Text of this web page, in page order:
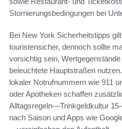
Stornierungsbedingungen bei
Bei New York Sicherheitstipps
touristensicher, dennoch sollte
vorsichtig sein,
beleuchtete Hauptstraßen
lokaler Notrufnummern wie 911
oder Apotheken schaffen
Alltagsregeln—Trinkgeldkultur
nach Saison und Apps wie